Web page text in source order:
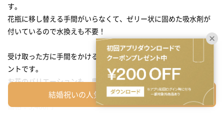
結婚祝いの人気ギフトを一覧から探す
す。
花瓶に移し替える手間がいらなくて、ゼリー状に固めた吸水剤が
付いているので水換えも不要！
受け取った方に手間をかける事がない、おすすめの生花のプレゼ
ントです。
お花のバリエーションも、豊富に揃っています♪
価格：5,400円